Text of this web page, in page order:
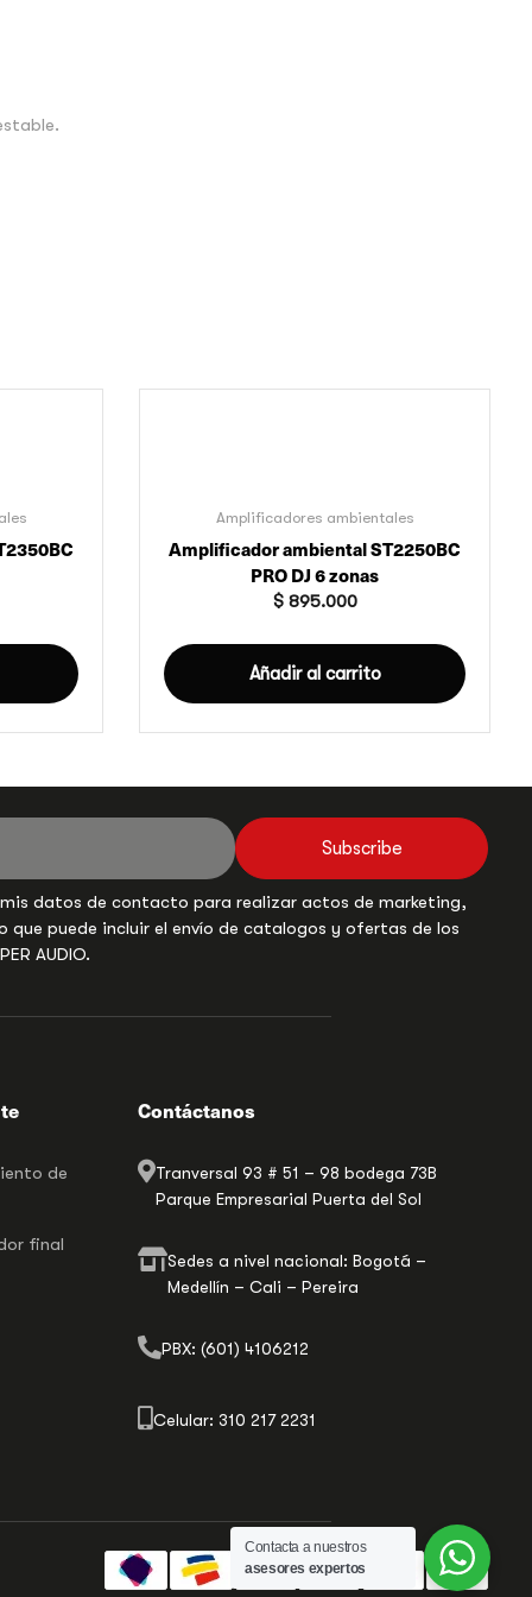
Amplificadores ambientales
Amplificador ambiental ST2250BC
PRO DJ 6 zonas
$895.000
Añadir al carrito
Subscribe
datos de contacto para realizar actos de marketing,
que puede incluir el envío de catalogos y ofertas de los
AUDIO.
de
final
Contáctanos
Tranversal 93 # 51 – 98 bodega 73B
Parque Empresarial Puerta del Sol
Sedes a nivel nacional: Bogotá –
Medellín – Cali – Pereira
PBX: (601) 4106212
Celular: 310 217 2231
Contacta a nuestros
asesores expertos